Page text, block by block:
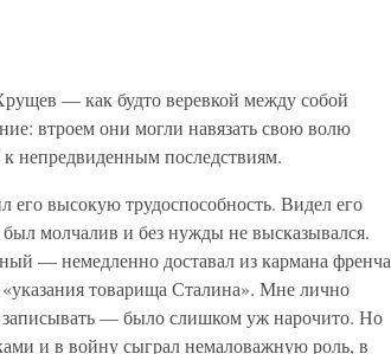
— как будто веревкой между собой
втроем они могли навязать свою волю
непредвиденным последствиям.
высокую трудоспособность. Видел его
молчалив и без нужды не высказывался.
— немедленно доставал из кармана френча
товарища Сталина». Мне лично
— было слишком уж нарочито. Но
и в войну сыграл немаловажную роль, в